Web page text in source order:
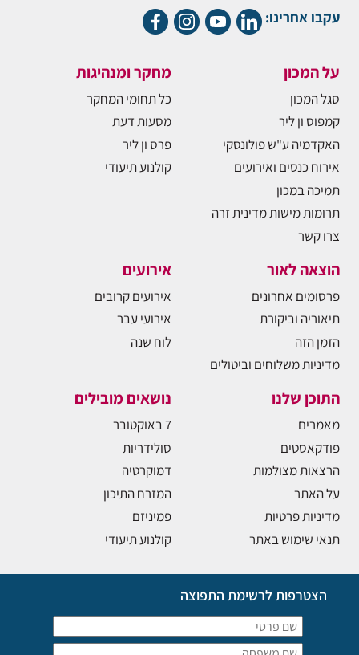
עקבו אחרינו:
על המכון
סגל המכון
קמפוס ון ליר
האקדמיה ע"ש פולונסקי
אירוח כנסים ואירועים
תמיכה במכון
תרומות מישות מדינית זרה
צרו קשר
מחקר ומנהיגות
כל תחומי המחקר
מסעות דעת
פרס ון ליר
קולנוע תיעודי
הוצאה לאור
פרסומים אחרונים
תיאוריה וביקורת
הזמן הזה
מדיניות משלוחים וביטולים
אירועים
אירועים קרובים
אירועי עבר
לוח שנה
התוכן שלנו
מאמרים
פודקאסטים
הרצאות מצולמות
על האתר
מדיניות פרטיות
תנאי שימוש באתר
נושאים מובילים
7 באוקטובר
סולידריות
דמוקרטיה
המזרח התיכון
פמיניזם
קולנוע תיעודי
הצטרפות לרשימת התפוצה